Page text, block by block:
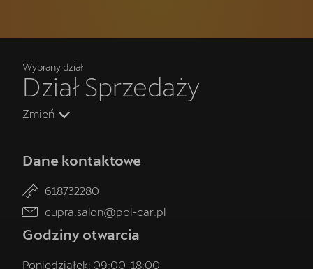
Wybrany dział
Dział Sprzedaży
Zmień
Dane kontaktowe
618732280
cupra.salon@pol-car.pl
Godziny otwarcia
Poniedziałek: 09:00-18:00